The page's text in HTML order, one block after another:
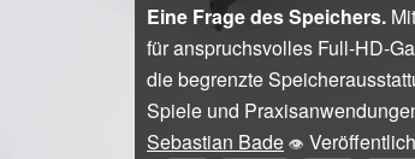
Eine Frage des Speichers.
für anspruchsvolles Full-HD-
die begrenzte
Spiele und
Sebastian Bade 👁